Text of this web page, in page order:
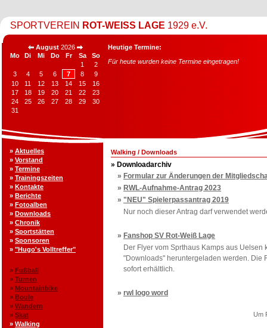
SPORTVEREIN ROT-WEISS LAGE 1929 e.V.
Heutige Termine:
Für heute wurden keine Termine eingetragen!
August 2026
Mo
Di Mi Do Fr Sa
So
1
2
3
4 5 6 7 8
9
10
11 12 13 14 15
16
17
18 19 20 21 22
23
24
25 26 27 28 29
30
31
» Aktuelles
» Vorstand
» Termine
» Trainingszeiten
» Kontakte
» Berichte
» Fotoalben
» Downloads
» Chronik
» Sportstätten
» Sponsoren
» "Hugo's Volltreffer"
» Fußball
» Turnen
» Mountainbike
» Boule
» Wandern
» Skat
» Walking
Walking / Downloads
» Downloadarchiv
» Formular zur Änderungen der
» RWL-Aufnahme-Antrag 2023
» "NEU" Spielerpassantrag 2019
Nur noch dieser Antrag darf verwendet
» Fanshop SV Rot-Weiß Lage
Der Flyer vom Sprthaus Kamps aus Uelsen
"Downloads" heruntergeladen werden. Die
sofort erhältlich.
» rwl logo word
Um